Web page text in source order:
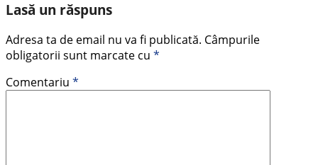
Lasă un răspuns
Adresa ta de email nu va fi publicată. Câmpurile
obligatorii sunt marcate cu *
Comentariu *